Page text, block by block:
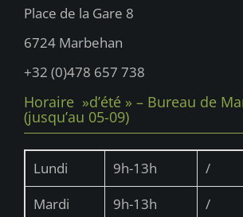
Place de la Gare 8
6724 Marbehan
+32 (0)478 657 738
Horaire »d’été » – Bureau de
(jusqu’au 05-09)
Lundi 9h-13h
/
Mardi
9h-13h
/